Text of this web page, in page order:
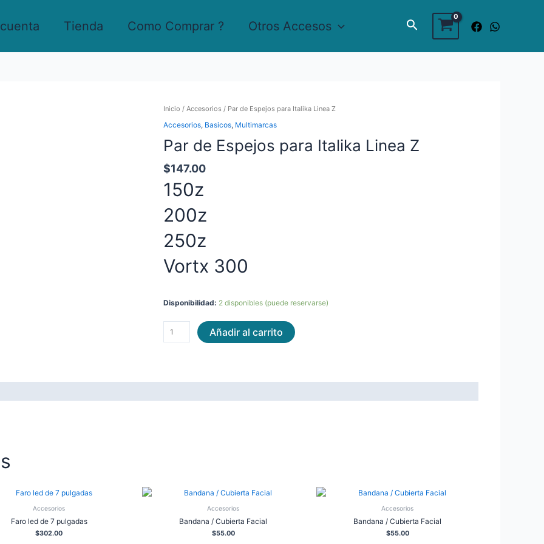
Tienda Como Comprar ? Otros Accesos Buscar
Inicio /Accesorios / Par de Espejos para Italika Linea Z
Accesorios, Basicos, Multimarcas
Par de Espejos para Italika Linea Z
$147.00
150z
200z
250z
Vortx 300
Disponibilidad: 2 disponibles (puede reservarse)
Par
de
para
Italika
Linea
cantidad
Añadir al carrito
Accesorios
Faro led de 7 pulgadas
$302.00
Accesorios
Bandana / Cubierta Facial
$55.00
Accesorios
Bandana / Cubierta Facial
$55.00